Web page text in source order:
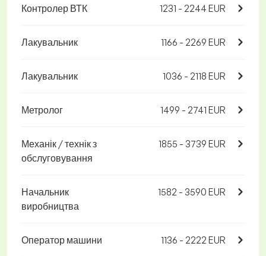
Контролер ВТК 1231 - 2244 EUR
Лакувальник 1166 - 2269 EUR
Лакувальник 1036 - 2118 EUR
Метролог 1499 - 2741 EUR
Механік / технік з
обслуговування
1855 - 3739 EUR
Начальник
виробництва
1582 - 3590 EUR
Оператор машини 1136 - 2222 EUR